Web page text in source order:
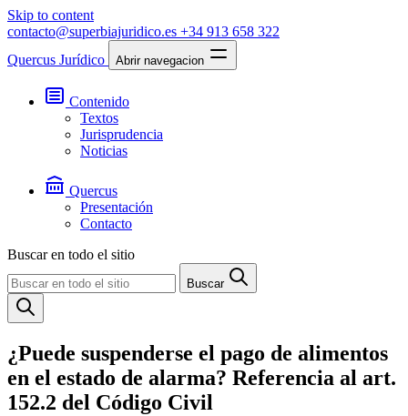
Skip to content
contacto@superbiajuridico.es +34 913 658 322
Quercus Jurídico
Abrir navegacion
Contenido
Textos
Jurisprudencia
Noticias
Quercus
Presentación
Contacto
Buscar en todo el sitio
Buscar
¿Puede suspenderse el pago de alimentos
en el estado de alarma? Referencia al art.
152.2 del Código Civil